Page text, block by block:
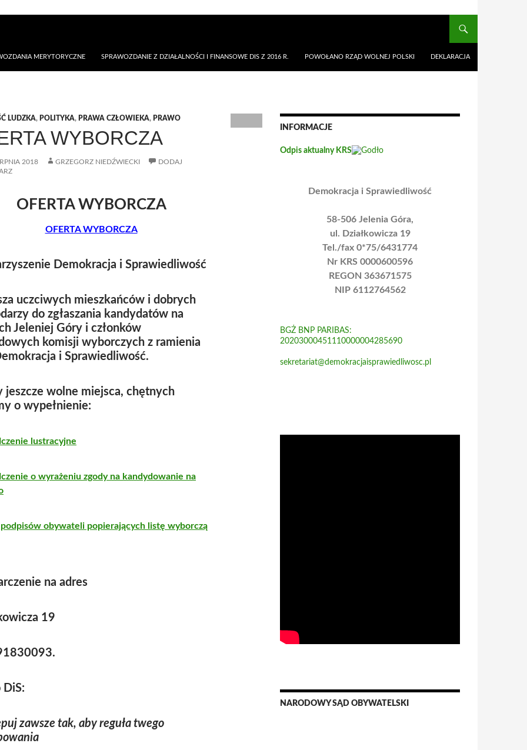
MERYTORYCZNE SPRAWOZDANIE Z DZIAŁALNOŚCI I FINANSOWE DIS Z 2016 R. POWOŁANO RZĄD WOLNEJ POLSKI DEKLARACJA
LUDZKA, POLITYKA, PRAWA CZŁOWIEKA, PRAWO
WYBORCZA
2018 GRZEGORZ NIEDŹWIECKI
DODAJ
OFERTA WYBORCZA
OFERTA WYBORCZA
Demokracja i Sprawiedliwość
uczciwych mieszkańców i dobrych
do zgłaszania kandydatów na
Jeleniej Góry i członków
komisji wyborczych z ramienia
i Sprawiedliwość.
jeszcze wolne miejsca, chętnych
o wypełnienie:
lustracyjne
o wyrażeniu zgody na kandydowanie na
obywateli popierających listę wyborczą
na adres
19
DiS:
zawsze tak, aby reguła twego
INFORMACJE
Odpis aktualny KRS
Demokracja i Sprawiedliwość
58-506 Jelenia Góra,
ul. Działkowicza 19
Tel./fax 0*75/6431774
Nr KRS 0000600596
REGON 363671575
NIP 6112764562
BGŻ BNP PARIBAS:
20203000451110000004285690
sekretariat@demokracjaisprawiedliwosc.pl
NARODOWY SĄD OBYWATELSKI